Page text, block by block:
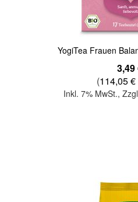
YogiTea Frauen
3,49
(114,05 €
Inkl. 7% MwSt.,